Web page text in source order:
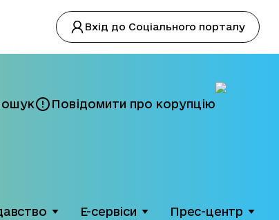
Вхід до Соціального порталу
Повідомити про корупцію
Е-сервіси Прес-центр